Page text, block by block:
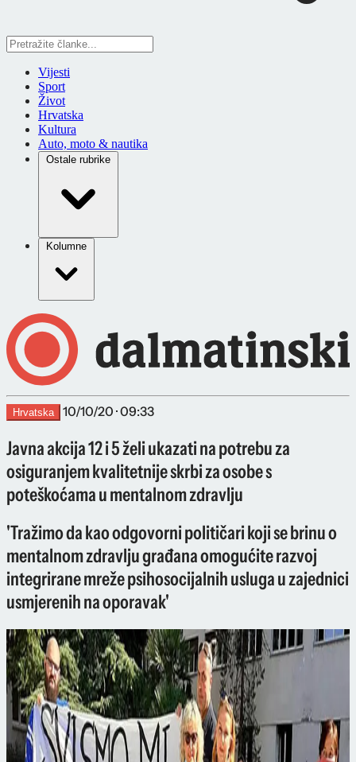
Vijesti
Sport
Život
Hrvatska
Kultura
Auto, moto & nautika
Ostale rubrike
Kolumne
Hrvatska 10/10/20 · 09:33
Javna akcija 12 i 5 želi ukazati na potrebu za
osiguranjem kvalitetnije skrbi za osobe s
poteškoćama u mentalnom zdravlju
'Tražimo da kao odgovorni političari koji se brinu o
mentalnom zdravlju građana omogućite razvoj
integrirane mreže psihosocijalnih usluga u zajednici
usmjerenih na oporavak'